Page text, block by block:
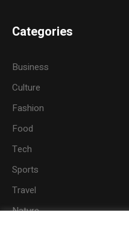
Categories
Business
Culture
Fashion
Food
Tech
Sports
Travel
Nature